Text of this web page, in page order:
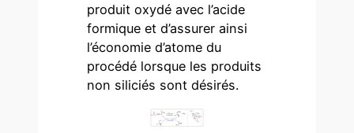
produit oxydé avec l’acide
formique et d’assurer ainsi
l’économie d’atome du
procédé lorsque les produits
non siliciés sont désirés.